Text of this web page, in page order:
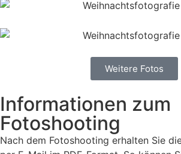
Weitere Fotos
Informationen zum
Fotoshooting
Nach dem Fotoshooting erhalten Sie